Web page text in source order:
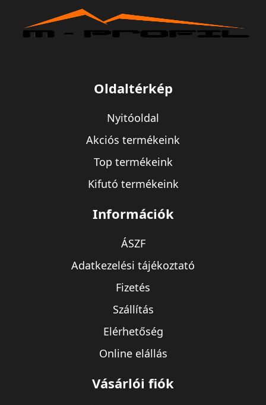
Oldaltérkép
Nyitóoldal
Akciós termékeink
Top termékeink
Kifutó termékeink
Információk
ÁSZF
Adatkezelési tájékoztató
Fizetés
Szállítás
Elérhetőség
Online elállás
Vásárlói fiók